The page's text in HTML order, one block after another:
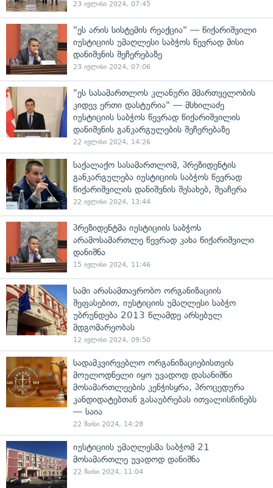
23 ივლისი 2024, 07:45
"ეს არის სისტემის რეაქცია" — წიქარიშვილი
იუსტიციის უმაღლესი საბჭოს წევრად მისი
დანიშვნის შეჩერებაზე
23 ივლისი 2024, 07:06
"ეს სასამართლოს კლანური მმართველობის
კიდევ ერთი დასტურია" — მსხილაძე
იუსტიციის საბჭოს წევრად წიქარიშვილის
დანიშვნის განკარგულების შეჩერებაზე
22 ივლისი 2024, 14:26
საქალაქო სასამართლომ, პრეზიდენტის
განკარგულება იუსტიციის საბჭოს წევრად
წიქარიშვილის დანიშვნის შესახებ, შეაჩერა
22 ივლისი 2024, 13:44
პრეზიდენტმა იუსტიციის საბჭოს
არამოსამართლე წევრად კახა წიქარიშვილი
დანიშნა
15 ივლისი 2024, 11:46
სამი არასამთავრობო ორგანიზაციის
შეფასებით, იუსტიციის უმაღლესი საბჭო
უბრუნდება 2013 წლამდე არსებულ
მდგომარეობას
12 ივლისი 2024, 09:50
სადამკვირვებლო ორგანიზაციებისთვის
მოულოდნელი იყო უვადოდ დასანიშნი
მოსამართლეების კენჭისყრა, პროცედურა
კანდიდატებთან გასაუბრებას ითვალისწინებს
— საია
22 მაისი 2024, 14:28
იუსტიციის უმაღლესმა საბჭომ 21
მოსამართლე უვადოდ დანიშნა
22 მაისი 2024, 11:04